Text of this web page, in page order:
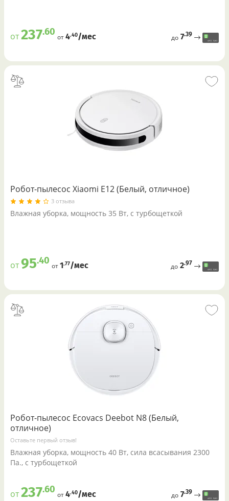
от237.60 от4.40/меc до 7.39
Робот-пылесос Xiaomi E12 (Белый, отличное)
3 отзыва
Влажная уборка, мощность 35 Вт, с турбощеткой
от95.40 от1.77/меc до 2.97
Робот-пылесос Ecovacs Deebot N8 (Белый,
отличное)
Оставьте первый отзыв!
Влажная уборка, мощность 40 Вт, сила всасывания 2300
Па., с турбощеткой
от237.60 от4.40/меc до 7.39